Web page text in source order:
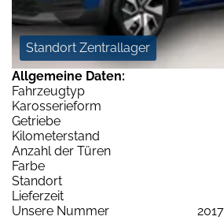
Standort Zentrallager
Allgemeine Daten:
Fahrzeugtyp
Karosserieform
Getriebe
Kilometerstand
Anzahl der Türen
Farbe
Standort
Lieferzeit
Unsere Nummer